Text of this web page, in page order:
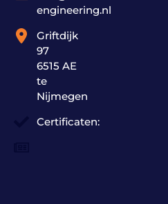
engineering.nl
Griftdijk
97
6515 AE
te
Nijmegen
Certificaten: